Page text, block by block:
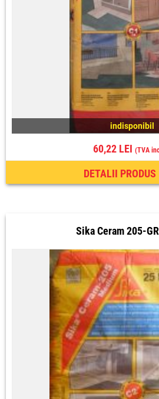
indisponibil
60,22 LEI (TVA
DETALII PRODUS
Sika Ceram 205-